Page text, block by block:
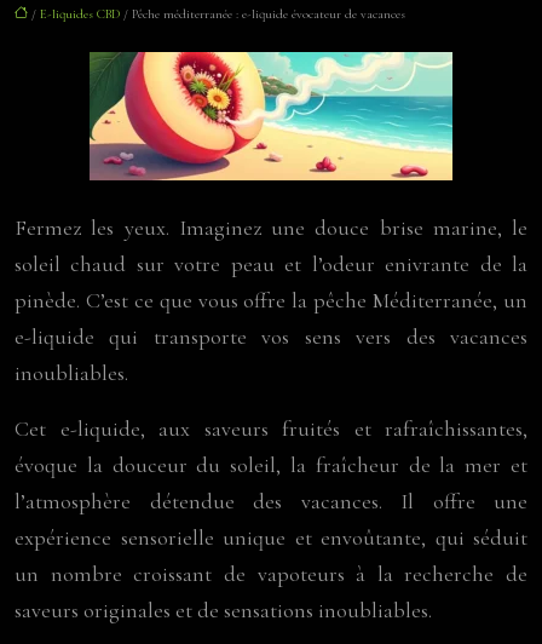
/ E-liquides CBD / Pêche méditerranée : e-liquide évocateur de vacances
Fermez les yeux. Imaginez une douce brise marine, le
soleil chaud sur votre peau et l’odeur enivrante de la
pinède. C’est ce que vous offre la pêche Méditerranée, un
e-liquide qui transporte vos sens vers des vacances
inoubliables.
Cet e-liquide, aux saveurs fruités et rafraîchissantes,
évoque la douceur du soleil, la fraîcheur de la mer et
l’atmosphère détendue des vacances. Il offre une
expérience sensorielle unique et envoûtante, qui séduit
un nombre croissant de vapoteurs à la recherche de
saveurs originales et de sensations inoubliables.